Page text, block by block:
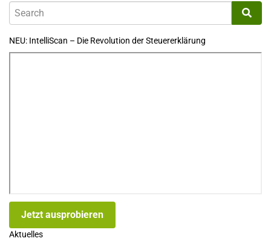
NEU: IntelliScan – Die Revolution der Steuererklärung
Jetzt ausprobieren
Aktuelles